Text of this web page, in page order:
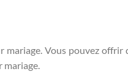
mariage. Vous pouvez offrir